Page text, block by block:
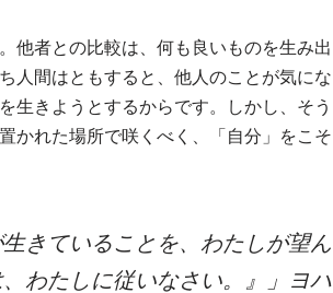
他者との比較は、何も良いものを生み出
人間はともすると、他人のことが気にな
生きようとするからです。しかし、そう
かれた場所で咲くべく、「自分」をこそ
きていることを、わたしが望ん
わたしに従いなさい。』」ヨハ